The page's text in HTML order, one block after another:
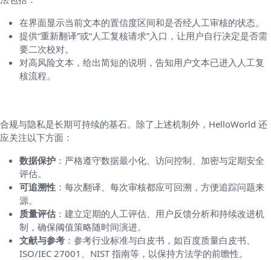
在界面显示当前文本的置信度区间和是否经人工审核的状态。
提供“重新翻译”或“人工复核请求”入口，让用户自行决定是否需
要二次校对。
对高风险文本，给出简短的说明，告知用户文本已进入人工复
核流程。
合规与隐私是长期可持续的基石。除了上述机制外，HelloWorld 还
应关注以下方面：
数据保护 ：严格遵守数据最小化、访问控制、加密与定期安全
评估。
可追溯性 ：每次翻译、每次审核都应可回溯，方便追踪问题来
源。
质量评估 ：建立定期的人工评估、用户反馈分析和持续改进机
制，确保阈值策略随时间演进。
文献与参考 ：参考行业标准与白皮书，如百度质量白皮书、
ISO/IEC 27001、NIST 指南等，以保持方法学的前瞻性。